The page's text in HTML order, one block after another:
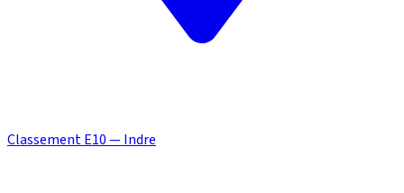
Classement E10 — Indre